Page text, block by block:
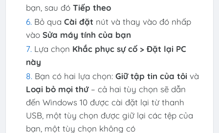
bạn, sau đó Tiếp theo
Bỏ qua Cài đặt nút và thay vào đó nhấp
vào Sửa máy tính của bạn
Lựa chọn Khắc phục sự cố > Đặt lại PC
này
Bạn có hai lựa chọn: Giữ tập tin của tôi và
Loại bỏ mọi thứ– cả hai tùy chọn sẽ dẫn
đến Windows 10 được cài đặt lại từ thanh
USB, một tùy chọn được giữ lại các tệp của
bạn, một tùy chọn không có